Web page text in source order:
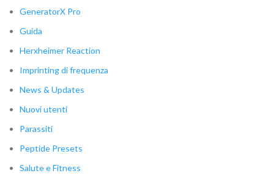
GeneratorX Pro
Guida
Herxheimer Reaction
Imprinting di frequenza
News & Updates
Nuovi utenti
Parassiti
Peptide Presets
Salute e Fitness